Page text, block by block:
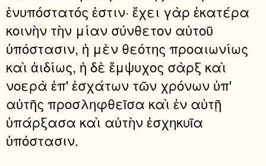
ἐνυπόστατός ἐστιν· ἔχει γὰρ ἑκατέρα
κοινὴν τὴν μίαν σύνθετον αὐτοῦ
ὑπόστασιν, ἡ μὲν θεότης προαιωνίως
καὶ ἀιδίως, ἡ δὲ ἔμψυχος σὰρξ καὶ
νοερὰ ἐπ' ἐσχάτων τῶν χρόνων ὑπ'
αὐτῆς προσληφθεῖσα καὶ ἐν αὐτῇ
ὑπάρξασα καὶ αὐτὴν ἐσχηκυῖα
ὑπόστασιν.